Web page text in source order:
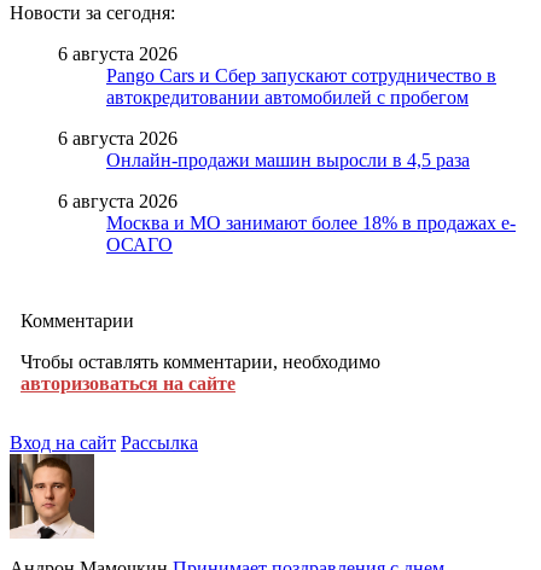
Новости за сегодня:
6 августа 2026
Pango Cars и Сбер запускают сотрудничество в
автокредитовании автомобилей с пробегом
6 августа 2026
Онлайн-продажи машин выросли в 4,5 раза
6 августа 2026
Москва и МО занимают более 18% в продажах е-
ОСАГО
Комментарии
Чтобы оставлять комментарии, необходимо
авторизоваться на сайте
Вход на сайт Рассылка